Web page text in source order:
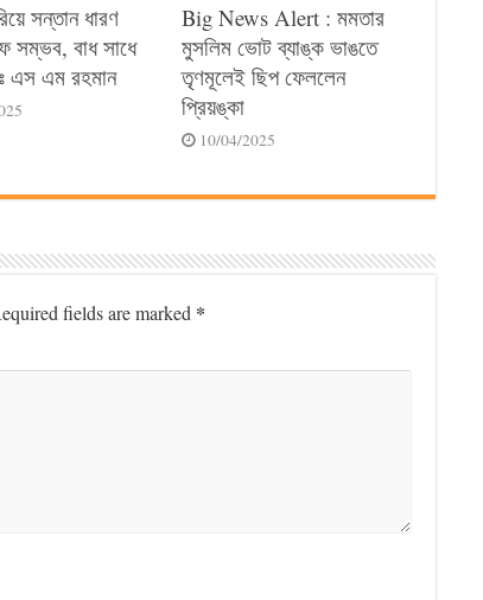
সন্তান ধারণ
বাধ সাধে
এম রহমান
Big News Alert : মমতার
মুসলিম ভোট ব্যাঙ্ক ভাঙতে
তৃণমূলেই ছিপ ফেললেন
প্রিয়ঙ্কা
10/04/2025
fields are marked *